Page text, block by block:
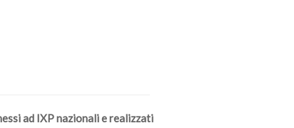
ad IXP nazionali e realizzati